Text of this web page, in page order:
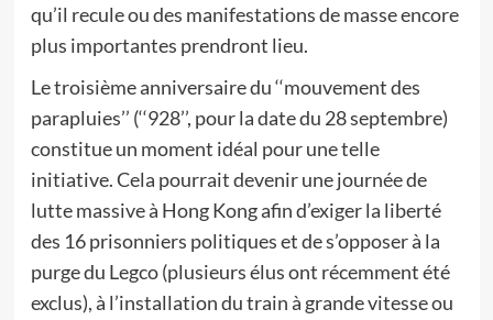
qu’il recule ou des manifestations de masse encore
plus importantes prendront lieu.
Le troisième anniversaire du ‘‘mouvement des
parapluies’’ (‘‘928’’, pour la date du 28 septembre)
constitue un moment idéal pour une telle
initiative. Cela pourrait devenir une journée de
lutte massive à Hong Kong afin d’exiger la liberté
des 16 prisonniers politiques et de s’opposer à la
purge du Legco (plusieurs élus ont récemment été
exclus), à l’installation du train à grande vitesse ou